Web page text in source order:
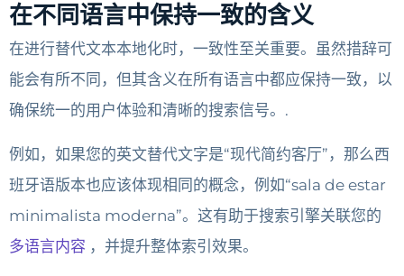
在不同语言中保持一致的含义
在进行替代文本本地化时，一致性至关重要。虽然措辞可
能会有所不同，但其含义在所有语言中都应保持一致，以
确保统一的用户体验和清晰的搜索信号。.
例如，如果您的英文替代文字是“现代简约客厅”，那么西
班牙语版本也应该体现相同的概念，例如“sala de estar
minimalista moderna”。这有助于搜索引擎关联您的
多语言内容 ，并提升整体索引效果。